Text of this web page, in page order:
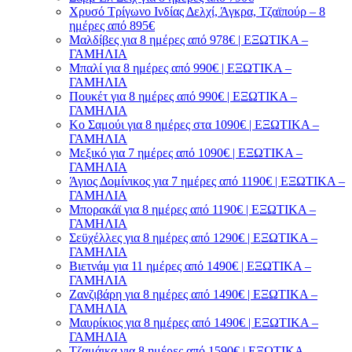
Χρυσό Τρίγωνο Ινδίας Δελχί, Άγκρα, Τζαϊπούρ – 8
ημέρες από 895€
Μαλδίβες για 8 ημέρες από 978€ | ΕΞΩΤΙΚΑ –
ΓΑΜΗΛΙΑ
Μπαλί για 8 ημέρες από 990€ | ΕΞΩΤΙΚΑ –
ΓΑΜΗΛΙΑ
Πουκέτ για 8 ημέρες από 990€ | ΕΞΩΤΙΚΑ –
ΓΑΜΗΛΙΑ
Κο Σαμούι για 8 ημέρες στα 1090€ | ΕΞΩΤΙΚΑ –
ΓΑΜΗΛΙΑ
Μεξικό για 7 ημέρες από 1090€ | ΕΞΩΤΙΚΑ –
ΓΑΜΗΛΙΑ
Άγιος Δομίνικος για 7 ημέρες από 1190€ | ΕΞΩΤΙΚΑ –
ΓΑΜΗΛΙΑ
Μπορακάϊ για 8 ημέρες από 1190€ | ΕΞΩΤΙΚΑ –
ΓΑΜΗΛΙΑ
Σεϋχέλλες για 8 ημέρες από 1290€ | ΕΞΩΤΙΚΑ –
ΓΑΜΗΛΙΑ
Βιετνάμ για 11 ημέρες από 1490€ | ΕΞΩΤΙΚΑ –
ΓΑΜΗΛΙΑ
Ζανζιβάρη για 8 ημέρες από 1490€ | ΕΞΩΤΙΚΑ –
ΓΑΜΗΛΙΑ
Μαυρίκιος για 8 ημέρες από 1490€ | ΕΞΩΤΙΚΑ –
ΓΑΜΗΛΙΑ